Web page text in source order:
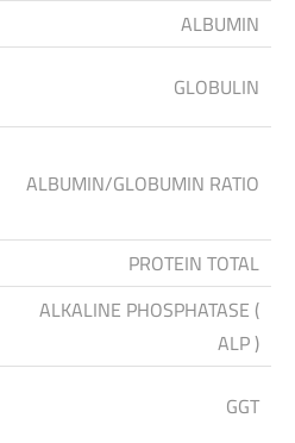
ALBUMIN
GLOBULIN
ALBUMIN/GLOBUMIN RATIO
PROTEIN TOTAL
ALKALINE PHOSPHATASE (
ALP )
GGT